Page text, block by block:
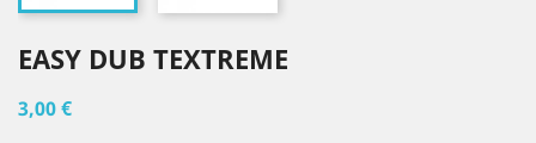
EASY DUB TEXTREME
3,00 €